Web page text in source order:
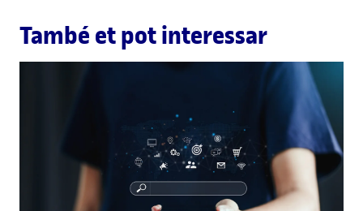
També et pot interessar